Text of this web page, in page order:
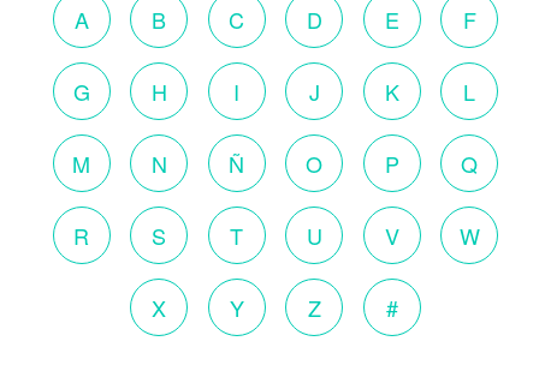
A B C D E F
G H I J K L
M N Ñ O P Q
R S T U V W
X Y Z #